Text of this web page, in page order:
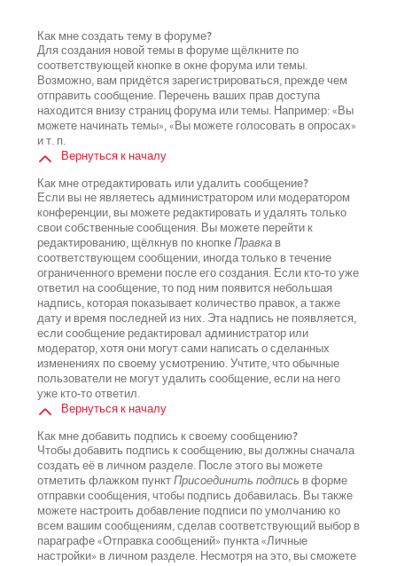
Как мне создать тему в форуме?
Для создания новой темы в форуме щёлкните по
соответствующей кнопке в окне форума или темы.
Возможно, вам придётся зарегистрироваться, прежде чем
отправить сообщение. Перечень ваших прав доступа
находится внизу страниц форума или темы. Например: «Вы
можете начинать темы», «Вы можете голосовать в опросах»
и т. п.
Вернуться к началу
Как мне отредактировать или удалить сообщение?
Если вы не являетесь администратором или модератором
конференции, вы можете редактировать и удалять только
свои собственные сообщения. Вы можете перейти к
редактированию, щёлкнув по кнопкеПравкав
соответствующем сообщении, иногда только в течение
ограниченного времени после его создания. Если кто-то уже
ответил на сообщение, то под ним появится небольшая
надпись, которая показывает количество правок, а также
дату и время последней из них. Эта надпись не появляется,
если сообщение редактировал администратор или
модератор, хотя они могут сами написать о сделанных
изменениях по своему усмотрению. Учтите, что обычные
пользователи не могут удалить сообщение, если на него
уже кто-то ответил.
Вернуться к началу
Как мне добавить подпись к своему сообщению?
Чтобы добавить подпись к сообщению, вы должны сначала
создать её в личном разделе. После этого вы можете
отметить флажком пунктПрисоединить подпись в форме
отправки сообщения, чтобы подпись добавилась. Вы также
можете настроить добавление подписи по умолчанию ко
всем вашим сообщениям, сделав соответствующий выбор в
параграфе «Отправка сообщений» пункта «Личные
настройки» в личном разделе. Несмотря на это, вы сможете